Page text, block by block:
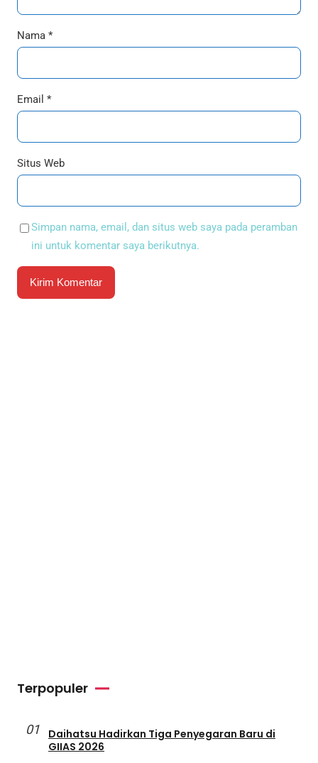
Nama *
Email *
Situs Web
Simpan nama, email, dan situs web saya pada peramban
ini untuk komentar saya berikutnya.
Terpopuler
01
Daihatsu Hadirkan Tiga Penyegaran Baru di
GIIAS 2026